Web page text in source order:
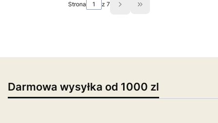
Strona z 7 Przejdź do ostatniej
Darmowa wysyłka od 1000 zl